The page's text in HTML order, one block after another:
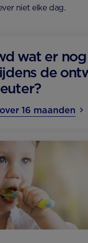
niet elke dag.
wat er
de
16 maanden